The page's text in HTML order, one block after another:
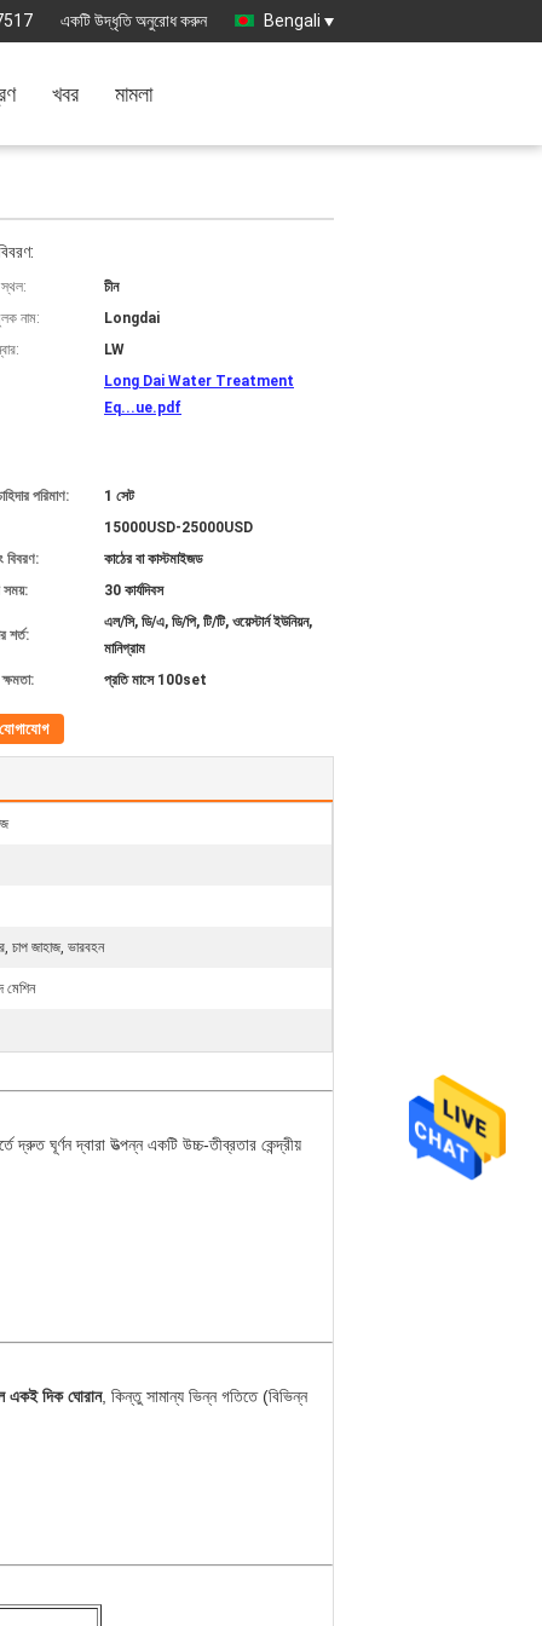
একটি উদ্ধৃতি অনুরোধ করুন Bengali
খবর মামলা
চীন
নাম:
Longdai
LW
Long Dai Water Treatment
Eq...ue.pdf
পরিমাণ:
1 সেট
15000USD-25000USD
বিবরণ:
কাঠের বা কাস্টমাইজড
সময়:
30 কার্যদিবস
শর্ত:
এল/সি, ডি/এ, ডি/পি, টি/টি, ওয়েস্টার্ন ইউনিয়ন,
মানিগ্রাম
প্রতি মাসে 100set
যোগাযোগ
চাপ জাহাজ, ভারবহন
মেশিন
দ্রুত ঘূর্ণন দ্বারা উত্পন্ন একটি উচ্চ-তীব্রতার কেন্দ্রীয়
একই দিক ঘোরান, কিন্তু সামান্য ভিন্ন গতিতে (বিভিন্ন